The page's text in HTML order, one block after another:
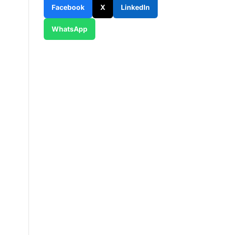
Facebook X LinkedIn
WhatsApp